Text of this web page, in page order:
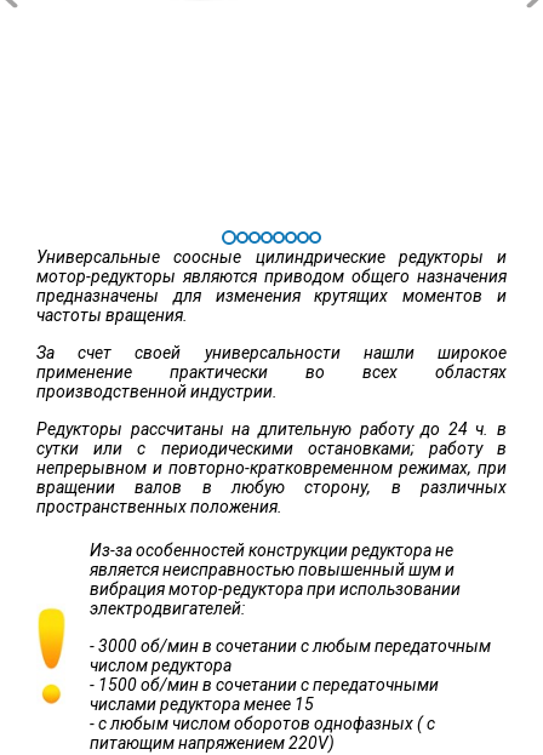
Универсальные соосные цилиндрические редукторы и
мотор-редукторы являются приводом общего назначения
предназначены для изменения крутящих моментов и
частоты вращения.
За счет своей универсальности нашли широкое
применение практически во всех областях
производственной индустрии.
Редукторы рассчитаны на длительную работу до 24 ч. в
сутки или с периодическими остановками; работу в
непрерывном и повторно-кратковременном режимах, при
вращении валов в любую сторону, в различных
пространственных положения.
Из-за особенностей конструкции редуктора не
является неисправностью повышенный шум и
вибрация мотор-редуктора при использовании
электродвигателей:
- 3000 об/мин в сочетании с любым передаточным
числом редуктора
- 1500 об/мин в сочетании с передаточными
числами редуктора менее 15
- с любым числом оборотов однофазных ( с
питающим напряжением 220V)